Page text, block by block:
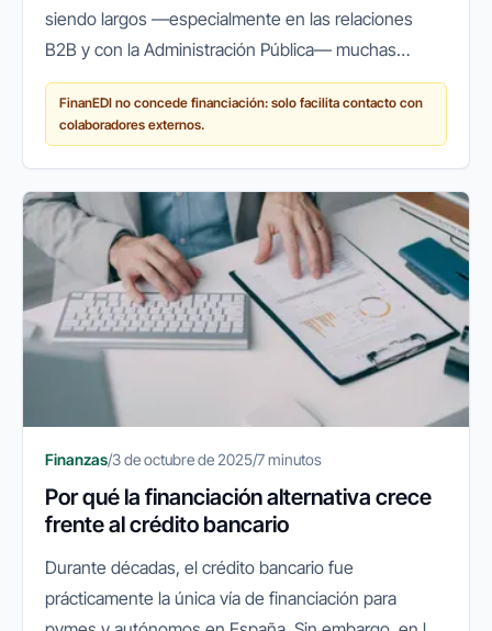
siendo largos —especialmente en las relaciones
B2B y con la Administración Pública— muchas
empresas españolas recurren a herramientas que
les permitan mantener su...
FinanEDI no concede financiación: solo facilita contacto con
colaboradores externos.
Finanzas/3 de octubre de 2025/7 minutos
Por qué la financiación alternativa crece
frente al crédito bancario
Durante décadas, el crédito bancario fue
prácticamente la única vía de financiación para